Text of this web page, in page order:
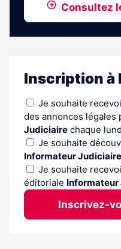
Consultez
Inscription à
Je souhaite
des annonces légales
Judiciaire chaque
Je souhaite
Informateur Judiciaire
Je souhaite
éditoriale
Inscrivez-